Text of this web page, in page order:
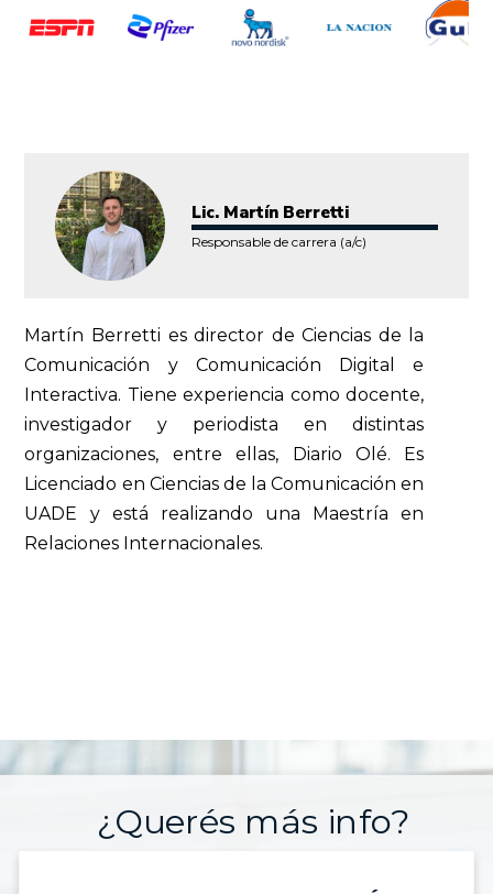
Lic. Martín Berretti
Responsable de carrera (a/c)
Martín Berretti es director de Ciencias de la
Comunicación y Comunicación Digital e
Interactiva. Tiene experiencia como docente,
investigador y periodista en distintas
organizaciones, entre ellas, Diario Olé. Es
Licenciado en Ciencias de la Comunicación en
UADE y está realizando una Maestría en
Relaciones Internacionales.
¿Querés más info?